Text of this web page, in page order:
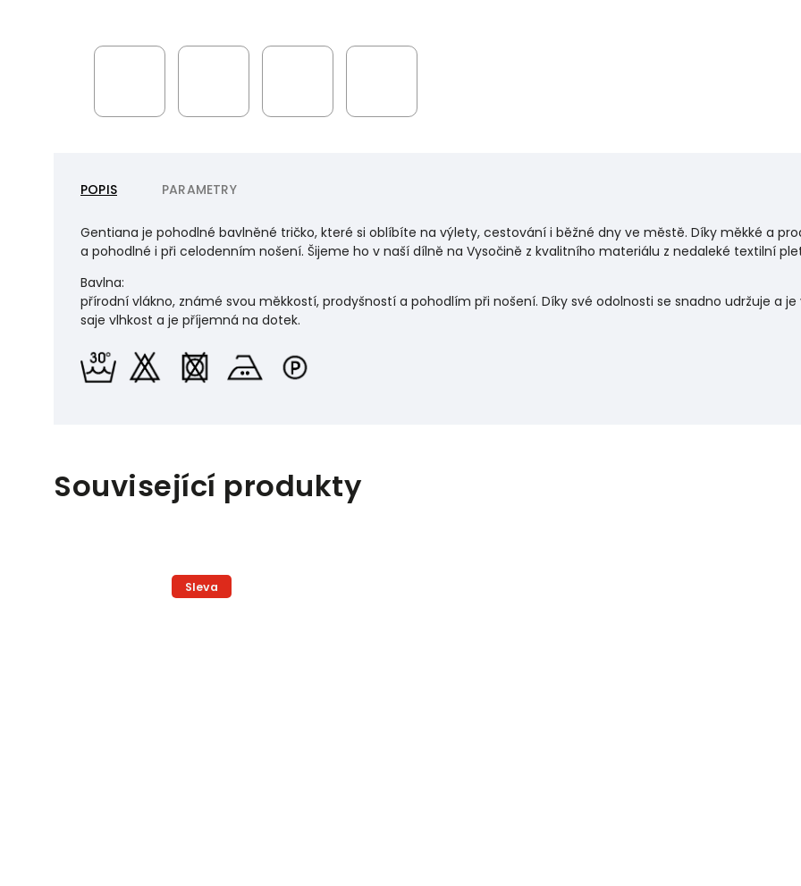
POPIS PARAMETRY
Gentiana je pohodlné bavlněné tričko, které si oblíbíte na výlety, cestování i běžné dny ve městě. Díky měkké a
a pohodlné i při celodenním nošení. Šijeme ho v naší dílně na Vysočině z kvalitního materiálu z nedaleké textilní
Bavlna:
přírodní vlákno, známé svou měkkostí, prodyšností a pohodlím při nošení. Díky své odolnosti se snadno udržuje a
saje vlhkost a je příjemná na dotek.
Související produkty
Sleva